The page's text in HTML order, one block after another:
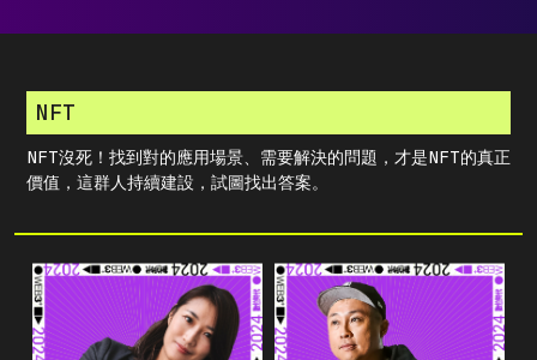
NFT
NFT沒死！找到對的應用場景、需要解決的問題，才是NFT的真正
價值，這群人持續建設，試圖找出答案。